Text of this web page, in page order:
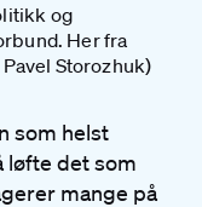
og
Her fra
Storozhuk)
som helst
løfte det som
mange på